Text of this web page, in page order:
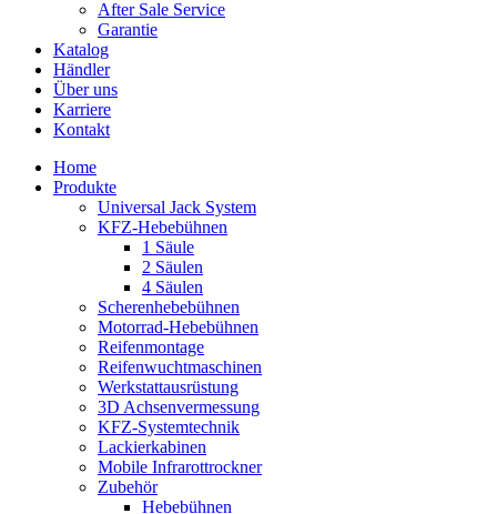
After Sale Service
Garantie
Katalog
Händler
Über uns
Karriere
Kontakt
Home
Produkte
Universal Jack System
KFZ-Hebebühnen
1 Säule
2 Säulen
4 Säulen
Scherenhebebühnen
Motorrad-Hebebühnen
Reifenmontage
Reifenwuchtmaschinen
Werkstattausrüstung
3D Achsenvermessung
KFZ-Systemtechnik
Lackierkabinen
Mobile Infrarottrockner
Zubehör
Hebebühnen